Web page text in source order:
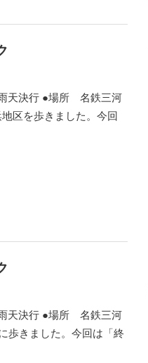
天決行 ●場所 名鉄三河
区を歩きました。今回
天決行 ●場所 名鉄三河
歩きました。今回は「終